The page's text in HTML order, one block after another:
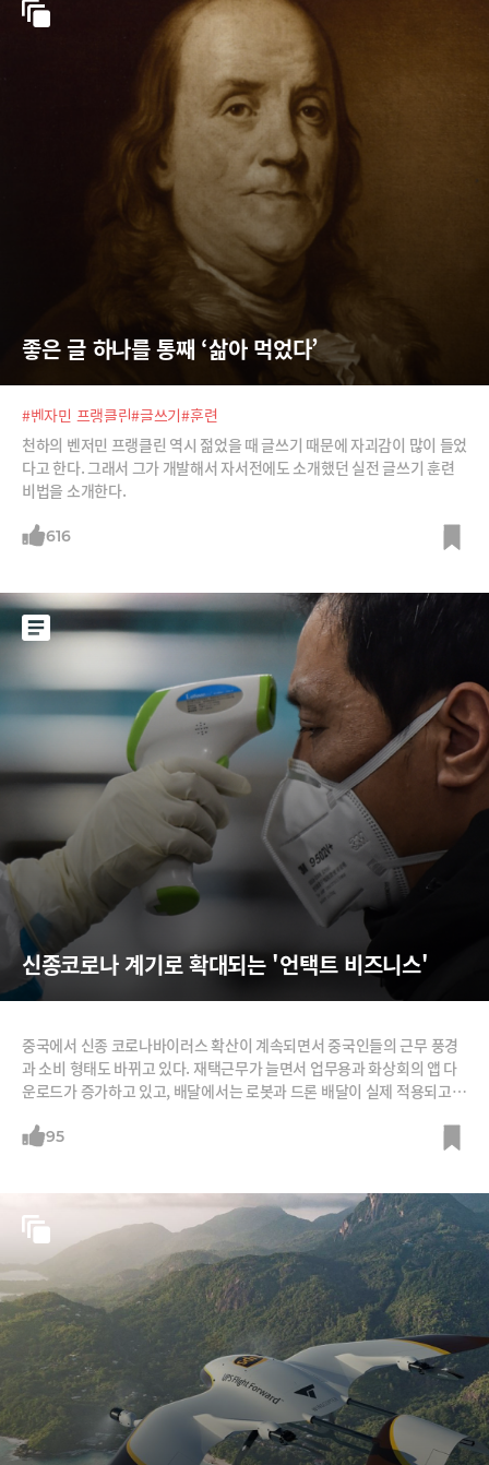
좋은 글 하나를 통째 ‘삶아 먹었다’
#벤자민 프랭클린#글쓰기#훈련
천하의 벤저민 프랭클린 역시 젊었을 때 글쓰기 때문에 자괴감이 많이 들었
다고 한다. 그래서 그가 개발해서 자서전에도 소개했던 실전 글쓰기 훈련
비법을 소개한다.
616
신종코로나 계기로 확대되는 '언택트 비즈니스'
중국에서 신종 코로나바이러스 확산이 계속되면서 중국인들의 근무 풍경
과 소비 형태도 바뀌고 있다. 재택근무가 늘면서 업무용과 화상회의 앱 다
운로드가 증가하고 있고, 배달에서는 로봇과 드론 배달이 실제 적용되고
다. 이런 추세는 신종 코로나바이러스의 종식과 상관없이 계속될 것이라는
95